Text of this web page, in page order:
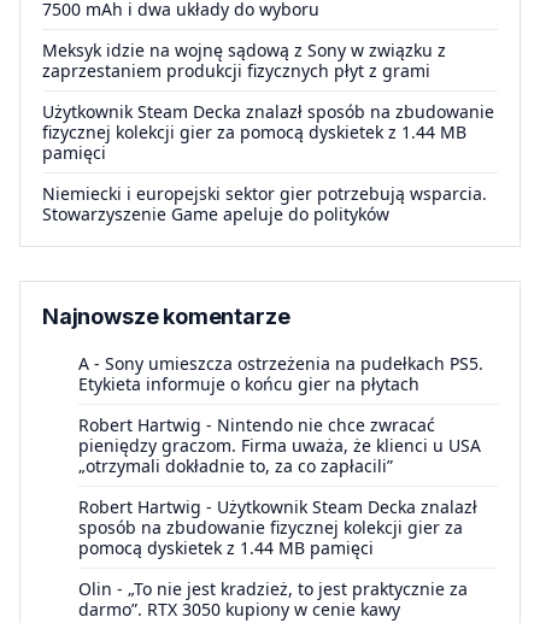
7500 mAh i dwa układy do wyboru
Meksyk idzie na wojnę sądową z Sony w związku z
zaprzestaniem produkcji fizycznych płyt z grami
Użytkownik Steam Decka znalazł sposób na zbudowanie
fizycznej kolekcji gier za pomocą dyskietek z 1.44 MB
pamięci
Niemiecki i europejski sektor gier potrzebują wsparcia.
Stowarzyszenie Game apeluje do polityków
Najnowsze komentarze
A - Sony umieszcza ostrzeżenia na pudełkach PS5.
Etykieta informuje o końcu gier na płytach
Robert Hartwig - Nintendo nie chce zwracać
pieniędzy graczom. Firma uważa, że klienci u USA
„otrzymali dokładnie to, za co zapłacili”
Robert Hartwig - Użytkownik Steam Decka znalazł
sposób na zbudowanie fizycznej kolekcji gier za
pomocą dyskietek z 1.44 MB pamięci
Olin - „To nie jest kradzież, to jest praktycznie za
darmo”. RTX 3050 kupiony w cenie kawy